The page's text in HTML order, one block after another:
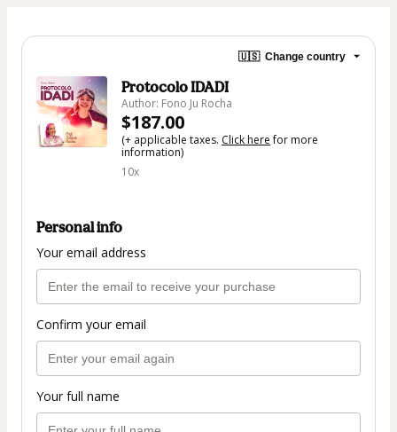
🇺🇸 Change country
Protocolo IDADI
Author: Fono Ju Rocha
$187.00
(+ applicable taxes. Click herefor more
information)
10x
Personal info
Your email address
Confirm your email
Your full name